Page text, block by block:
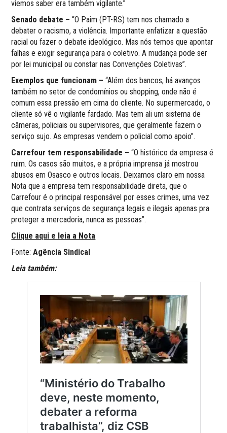
viemos saber era também vigilante.”
Senado debate – “O Paim (PT-RS) tem nos chamado a
debater o racismo, a violência. Importante enfatizar a questão
racial ou fazer o debate ideológico. Mas nós temos que apontar
falhas e exigir segurança para o coletivo. A mudança pode ser
por lei municipal ou constar nas Convenções Coletivas”.
Exemplos que funcionam – “Além dos bancos, há avanços
também no setor de condomínios ou shopping, onde não é
comum essa pressão em cima do cliente. No supermercado, o
cliente só vê o vigilante fardado. Mas tem ali um sistema de
câmeras, policiais ou supervisores, que geralmente fazem o
serviço sujo. As empresas vendem o policial como apoio”.
Carrefour tem responsabilidade – “O histórico da empresa é
ruim. Os casos são muitos, e a própria imprensa já mostrou
abusos em Osasco e outros locais. Deixamos claro em nossa
Nota que a empresa tem responsabilidade direta, que o
Carrefour é o principal responsável por esses crimes, uma vez
que contrata serviços de segurança legais e ilegais apenas pra
proteger a mercadoria, nunca as pessoas”.
Clique aqui e leia a Nota
Fonte:Agência Sindical
Leia também: